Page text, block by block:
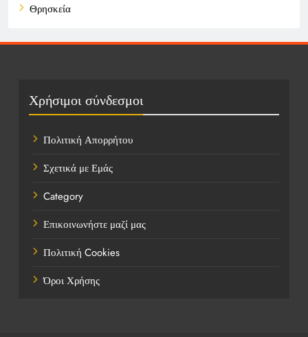
Θρησκεία
Πολιτική
Τοποθεσίες
Χρήσιμοι σύνδεσμοι
Πολιτική Απορρήτου
Σχετικά με Εμάς
Category
Επικοινωνήστε μαζί μας
Πολιτική Cookies
Όροι Χρήσης